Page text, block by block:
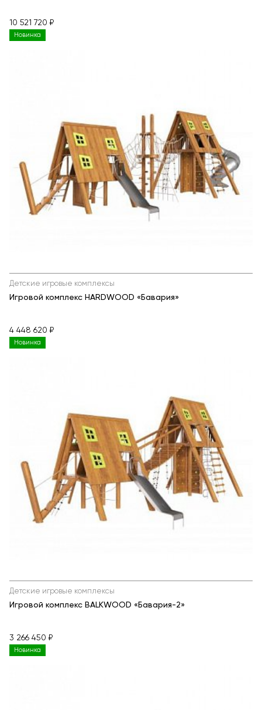
10 521 720 ₽
Новинка
Детские игровые комплексы
Игровой комплекс HARDWOOD «Бавария»
4 448 620 ₽
Новинка
Детские игровые комплексы
Игровой комплекс BALKWOOD «Бавария-2»
3 266 450 ₽
Новинка